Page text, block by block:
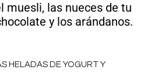
muesli, las nueces de tu
y los arándanos.